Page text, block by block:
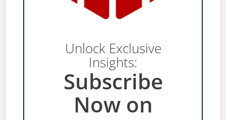
Unlock Exclusive
Insights:
Subscribe
Now on